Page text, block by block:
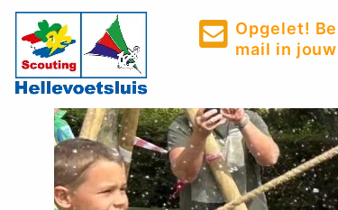
Opgelet!
mail in